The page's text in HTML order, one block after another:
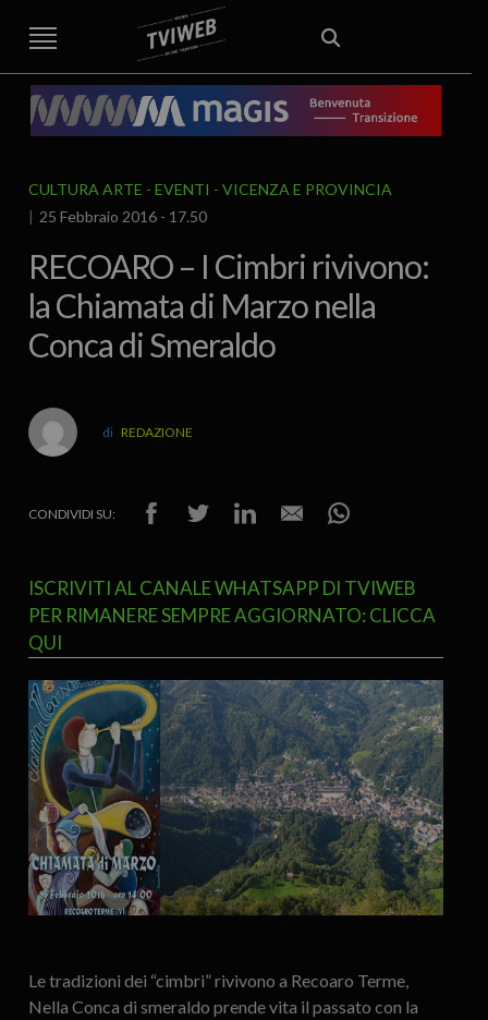
STREET TG CRONACA VENETO
VICENZA E PROVINCIA
AREA BERICA
ECONOMIA ATTUALITA’ POLITICA
EDITORIALE ITALIA E MONDO CURIOSITÀ – LIFESTYLE
CULTURA ARTE
SPORT
IL GRAFFIO FOOD & DRINK
CULTURA ARTE EVENTI
VICENZA E PROVINCIA
25 Febbraio 2016 - 17.50
RECOARO – I Cimbri rivivono:
la Chiamata di Marzo nella
Conca di Smeraldo
REDAZIONE
CONDIVIDI SU:
ISCRIVITI AL CANALE WHATSAPP DI TVIWEB
PER RIMANERE SEMPRE AGGIORNATO: CLICCA
QUI
Le tradizioni dei “cimbri” rivivono a Recoaro Terme,
Nella Conca di smeraldo prende vita il passato con la